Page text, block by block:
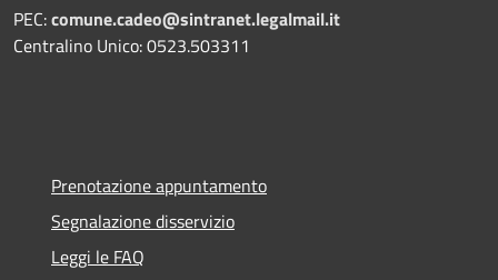
PEC:comune.cadeo@sintranet.legalmail.it
Centralino Unico: 0523.503311
Prenotazione appuntamento
Segnalazione disservizio
Leggi le FAQ